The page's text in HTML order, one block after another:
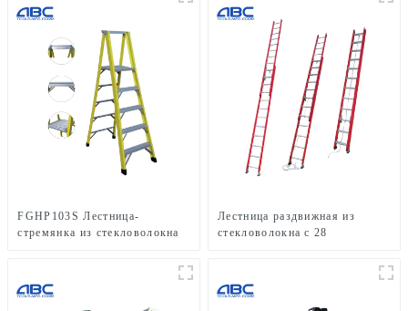
FGHP103S Лестница-
стремянка из стекловолокна
Лестница раздвижная из
стекловолокна с 28